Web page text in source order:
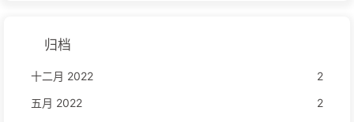
归档
十二月 2022
2
五月 2022
2